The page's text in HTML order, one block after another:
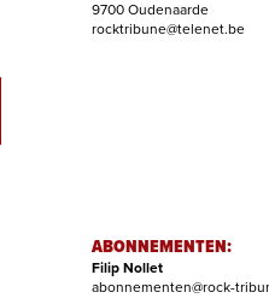
9700 Oudenaarde
rocktribune@telenet.be
ABONNEMENTEN:
Filip Nollet
abonnementen@rock-